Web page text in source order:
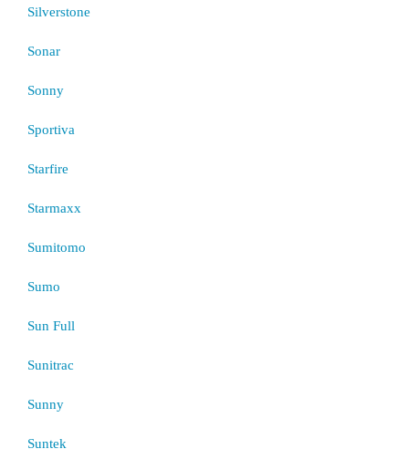
Silverstone
Sonar
Sonny
Sportiva
Starfire
Starmaxx
Sumitomo
Sumo
Sun Full
Sunitrac
Sunny
Suntek